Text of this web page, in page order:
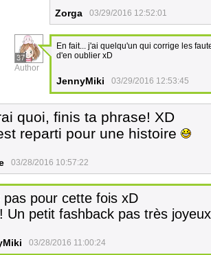
Zorga 03/29/2016 12:52:01
37
Author
En fait... j'ai quelqu'un qui corrige les
d'en oublier xD
JennyMiki 03/29/2016 12:53:45
quoi, finis ta phrase! XD
reparti pour une histoire
03/28/2016 10:57:22
pas pour cette fois xD
Un petit fashback pas très
03/28/2016 11:00:24